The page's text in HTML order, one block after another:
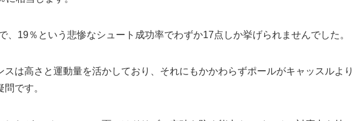
、19％という悲惨なシュート成功率でわずか17点しか挙げられませんでした。
スは高さと運動量を活かしており、それにもかかわらずポールがキャッスルより
です。